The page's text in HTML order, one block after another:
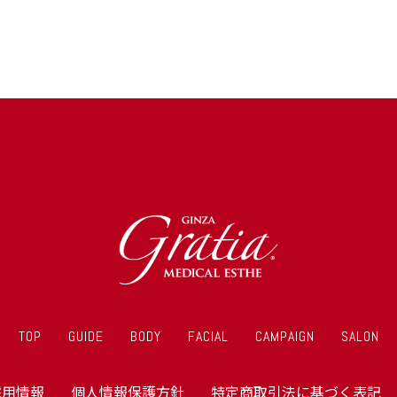
TOP GUIDE BODY FACIAL CAMPAIGN SALON
情報 個人情報保護方針 特定商取引法に基づく表記